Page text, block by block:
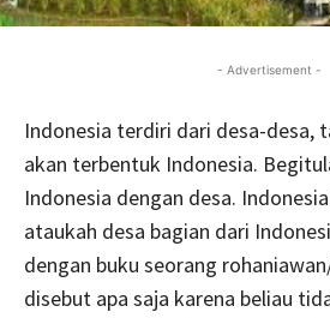
- Advertisement -
Indonesia terdiri dari desa-desa,
akan terbentuk Indonesia.
Indonesia dengan desa.
ataukah desa bagian dari
dengan buku seorang
disebut apa saja karena beliau